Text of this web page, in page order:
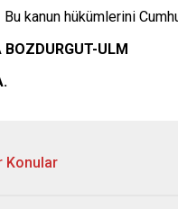
kanun hükümlerini
BOZDURGUT-ULM
Konular